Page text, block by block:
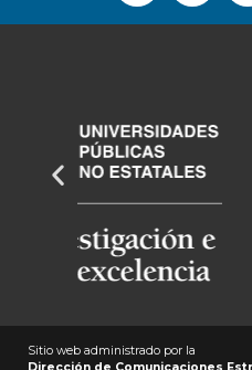
Sitio web administrado por la
Dirección de Comunicaciones